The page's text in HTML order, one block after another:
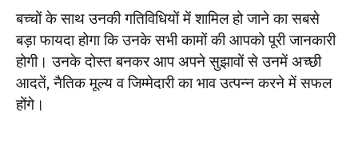
बच्चों के साथ उनकी गतिविधियों में शामिल हो जाने का सबसे
बड़ा फायदा होगा कि उनके सभी कामों की आपको पूरी जानकारी
होगी। उनके दोस्त बनकर आप अपने सुझावों से उनमें अच्छी
आदतें, नैतिक मूल्य व जिम्मेदारी का भाव उत्पन्न करने में सफल
होंगे।